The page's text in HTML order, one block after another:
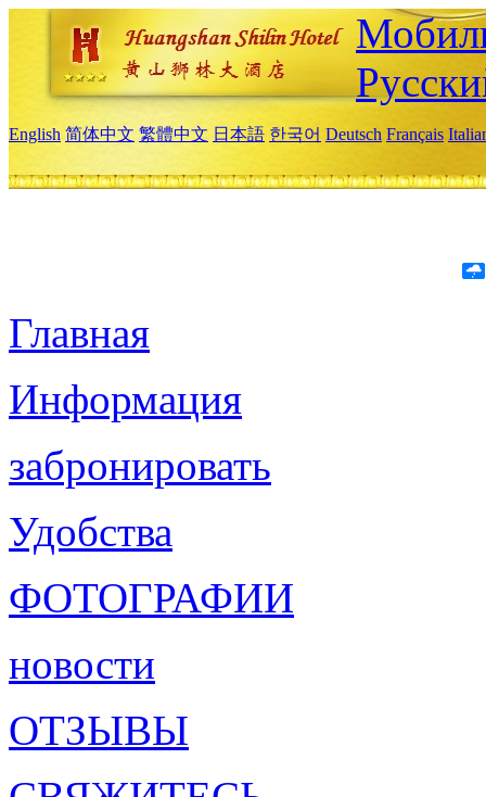
English 简体中文 繁體中文 日本語 한국어 Deutsch Français
Главная
Информация
забронировать
Удобства
ФОТОГРАФИИ
новости
ОТЗЫВЫ